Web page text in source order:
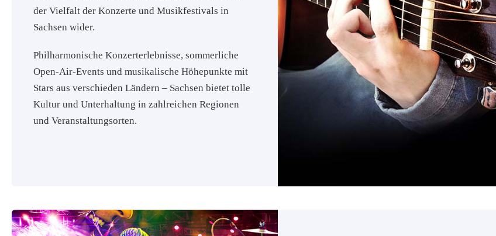
der Vielfalt der Konzerte und Musikfestivals in
Sachsen wider.
Philharmonische Konzerterlebnisse, sommerliche
Open-Air-Events und musikalische Höhepunkte mit
Stars aus verschieden Ländern – Sachsen bietet tolle
Kultur und Unterhaltung in zahlreichen Regionen
und Veranstaltungsorten.